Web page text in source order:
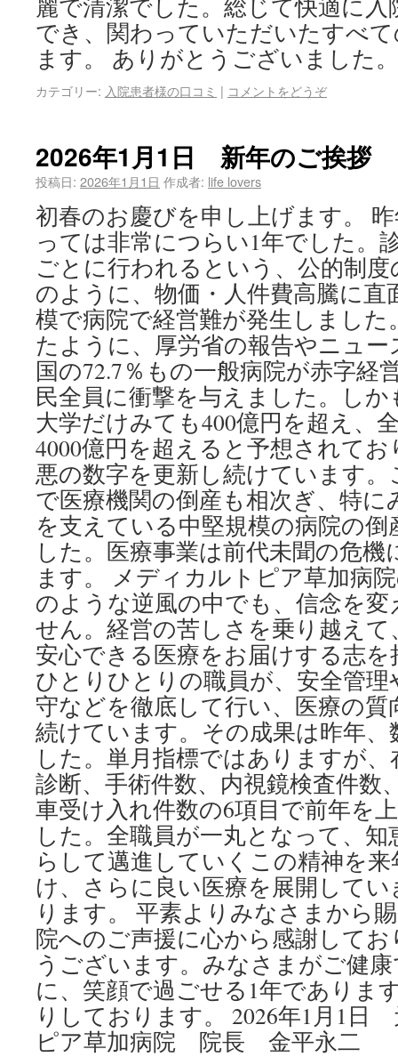
麗で清潔でした。総じて快適に
でき、関わっていただいたすべ
ます。 ありがとうございました。
カテゴリー: 入院患者様の口コミ | コメントをどうぞ
2026年1月1日 新年のご挨拶
投稿日: 2026年1月1日 作成者: life lovers
初春のお慶びを申し上げます。
っては非常につらい1年でした。
ごとに行われるという、公的制
のように、物価・人件費高騰に直
模で病院で経営難が発生しまし
たように、厚労省の報告やニュ
国の72.7％もの一般病院が赤字経
民全員に衝撃を与えました。し
大学だけみても400億円を超え、
4000億円を超えると予想されて
悪の数字を更新し続けています
で医療機関の倒産も相次ぎ、特
を支えている中堅規模の病院の
した。医療事業は前代未聞の危
ます。 メディカルトピア草加病
のような逆風の中でも、信念を
せん。経営の苦しさを乗り越え
安心できる医療をお届けする志
ひとりひとりの職員が、安全管理
守などを徹底して行い、医療の
続けています。その成果は昨年
した。単月指標ではありますが
診断、手術件数、内視鏡検査件数
車受け入れ件数の6項目で前年を
した。全職員が一丸となって、
らして邁進していくこの精神を
け、さらに良い医療を展開して
ります。 平素よりみなさまから
院へのご声援に心から感謝して
うございます。みなさまがご健
に、笑顔で過ごせる1年でありま
りしております。 2026年1月1日
ピア草加病院 院長 金平永二